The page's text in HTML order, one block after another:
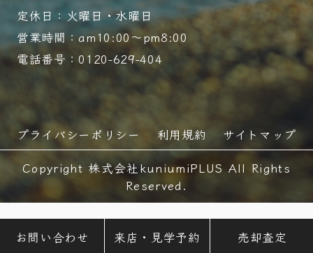
定休日：火曜日・水曜日
営業時間：am10:00～pm8:00
電話番号：0120-629-404
プライバシーポリシー 利用規約
サイトマップ
Copyright 株式会社kuniumiPLUS All Rights
Reserved.
お問い合わせ 来店・見学予約 売却査定